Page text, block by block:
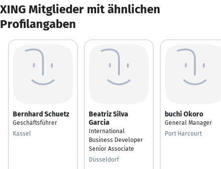
XING Mitglieder mit ähnlichen
Profilangaben
Bernhard Schuetz
Geschäftsführer
Kassel
Beatriz Silva
Garcia
International
Business Developer
Senior Associate
Düsseldorf
buchi Okoro
General Manager
Port Harcourt